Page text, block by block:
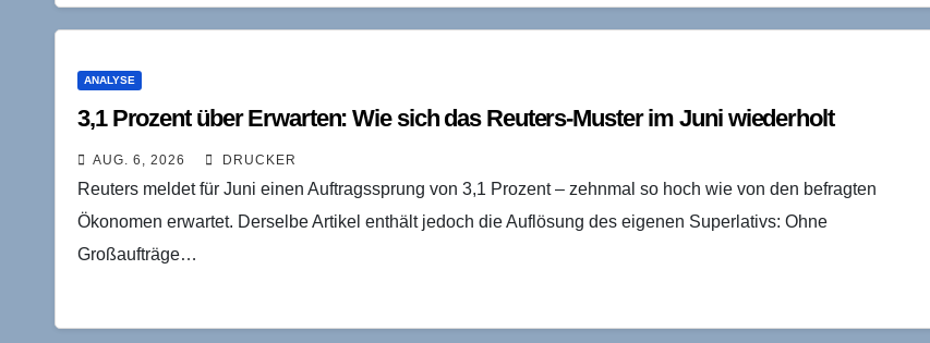
ANALYSE
3,1 Prozent über Erwarten: Wie sich das Reuters-Muster im Juni wiederholt
AUG. 6, 2026 DRUCKER
Reuters meldet für Juni einen Auftragssprung von 3,1 Prozent – zehnmal so hoch wie von den befragten
Ökonomen erwartet. Derselbe Artikel enthält jedoch die Auflösung des eigenen Superlativs: Ohne
Großaufträge…